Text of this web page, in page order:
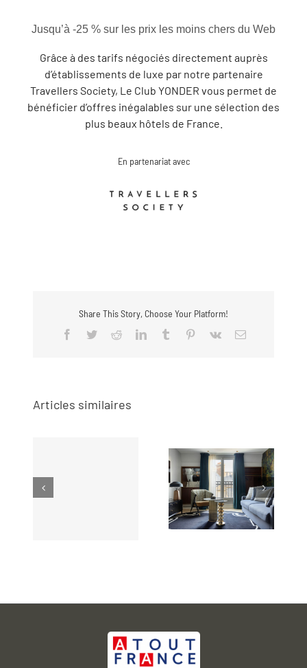
Jusqu’à -25 % sur les prix les moins chers du Web
d’établissements de luxe par notre partenaire
Travellers Society, Le Club YONDER vous permet de
bénéficier d’offres inégalables sur une sélection des
plus beaux hôtels de France.